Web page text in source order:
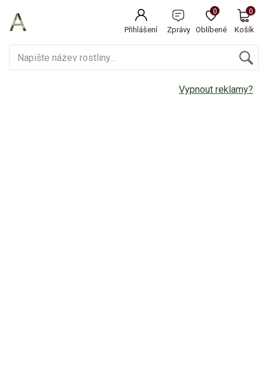
Přihlášení Zprávy Oblíbené
0
Košík
0
Vypnout reklamy?